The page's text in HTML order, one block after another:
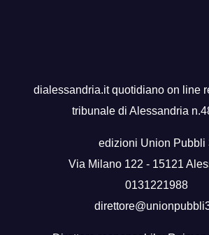
dialessandria.it quotidiano on line
tribunale di Alessandria
edizioni Union Pubbli
Via Milano 122 - 15121
0131221988